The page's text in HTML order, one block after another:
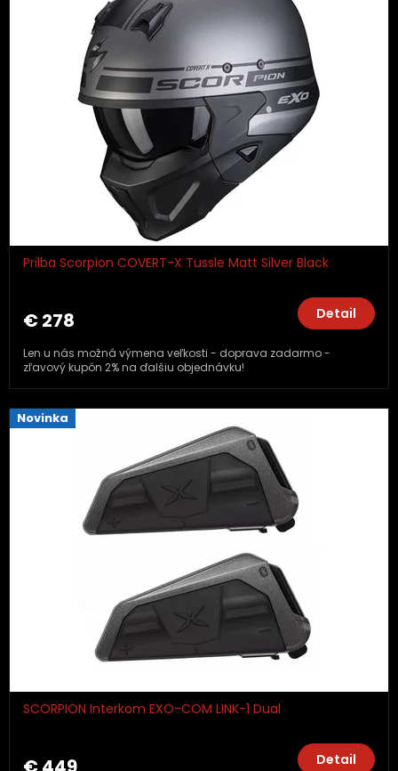
Prilba Scorpion COVERT-X Tussle Matt Silver Black
€ 278 Detail
Len u nás možná výmena veľkosti - doprava zadarmo -
zľavový kupón 2% na ďalšiu objednávku!
Novinka
SCORPION Interkom EXO-COM LINK-1 Dual
Detail